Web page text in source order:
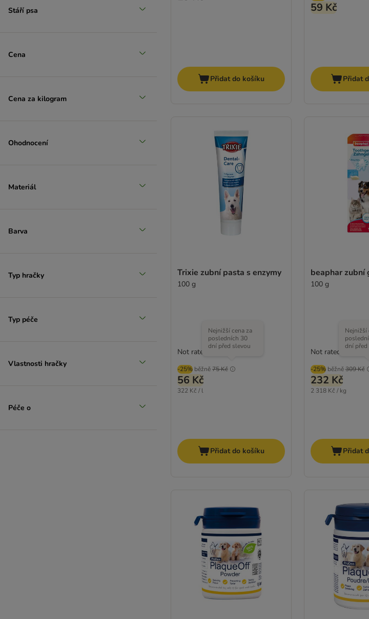
Extra velcí > 45 kg
Stáří psa
Cena
Cena za kilogram
Ohodnocení
Materiál
Barva
Typ hračky
Typ péče
Vlastnosti hračky
Péče o
Přidat do košíku
59 Kč
Přidat
Trixie zubní pasta s enzymy
100 g
-25% běžně75 Kč
Nejnižší cena za
posledních 30
dní před slevou
56 Kč
322 Kč / l
Not rated
Přidat do košíku
beaphar zubní
100 g
-25% běžně309 Kč
Nejnižší
dní před
232 Kč
2 318 Kč / kg
Not rated
Přidat